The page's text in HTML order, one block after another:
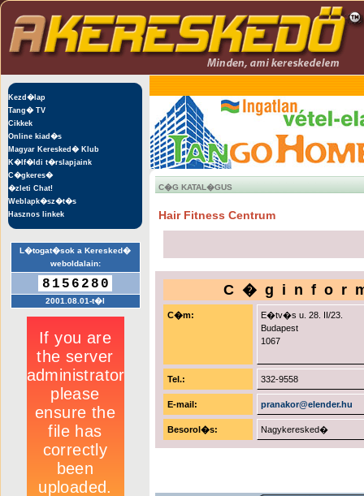
Kezd�lap
Tang� TV
Cikkek
Online kiad�s
Magyar Keresked� Klub
K�lf�ldi t�rslapjaink
C�gkeres�
�zleti Chat!
Weblapk�sz�t�s
Hasznos linkek
L�togat�sok a Keresked�
weboldalain:
8156280
2001.08.01-t�l
C�G KATAL�GUS
Hair Fitness Centrum
C�m:
E�tv�s u. 28. II/23.
Budapest
1067
Tel.: 332-9558
E-mail: pranakor@elender.hu
Besorol�s: Nagykeresked�